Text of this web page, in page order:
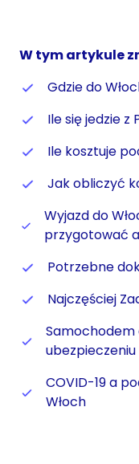
W tym artykule
Gdzie do
Ile się jedzie z
Ile kosztuje
Jak obliczyć
Wyjazd do
przygotować
Potrzebne
Najczęściej
Samochodem
ubezpieczeniu
COVID-19 a
Włoch